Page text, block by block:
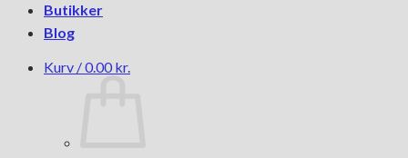
Butikker
Blog
Kurv /0.00 kr.